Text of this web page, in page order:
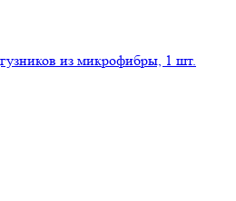
из микрофибры, 1 шт.